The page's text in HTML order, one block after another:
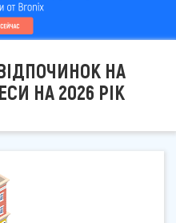
НА
НА 2026 РІК